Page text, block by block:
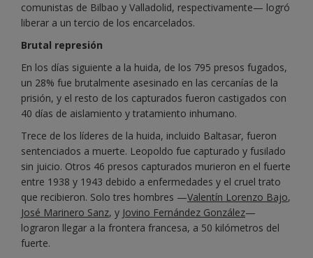
comunistas de Bilbao y Valladolid, respectivamente— logró
liberar a un tercio de los encarcelados.
Brutal represión
En los días siguiente a la huida, de los 795 presos fugados,
un 28% fue brutalmente asesinado en las cercanías de la
prisión, y el resto de los capturados fueron castigados con
40 días de aislamiento y tratamiento inhumano.
Trece de los líderes de la huida, incluido Baltasar, fueron
sentenciados a muerte. Leopoldo fue capturado y fusilado
sin juicio. Otros 46 presos capturados murieron en el fuerte
entre 1938 y 1943 debido a enfermedades y el cruel trato
que recibieron. Solo tres hombres —Valentín Lorenzo Bajo,
José Marinero Sanz, y Jovino Fernández González—
lograron llegar a la frontera francesa, a 50 kilómetros del
fuerte.